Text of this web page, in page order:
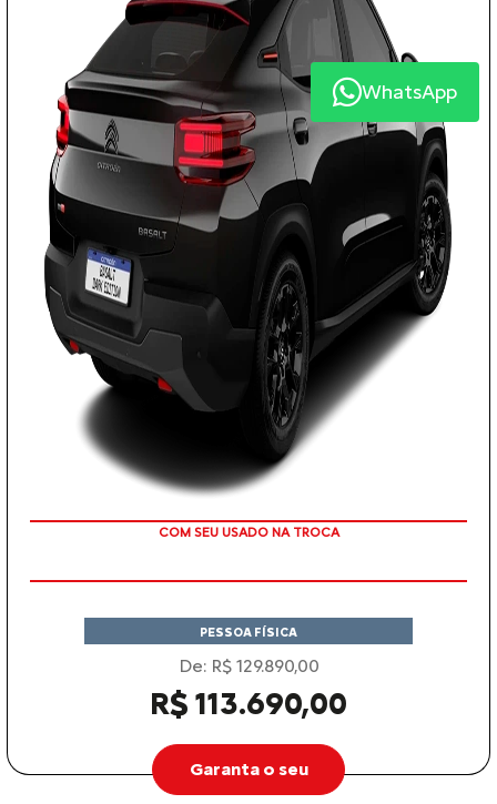
TAXA ZERO
PESSOA FÍSICA
De: R$ 129.890,00
R$ 113.690,00
Garanta o seu
WhatsApp